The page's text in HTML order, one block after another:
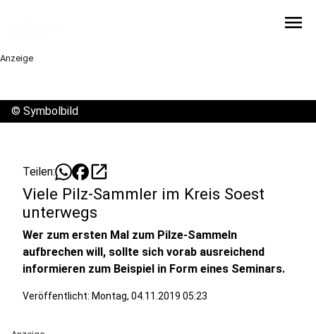
menu
Anzeige
© Symbolbild
Teilen: open_in_new
Viele Pilz-Sammler im Kreis Soest
unterwegs
Wer zum ersten Mal zum Pilze-Sammeln
aufbrechen will, sollte sich vorab ausreichend
informieren zum Beispiel in Form eines Seminars.
Veröffentlicht: Montag, 04.11.2019 05:23